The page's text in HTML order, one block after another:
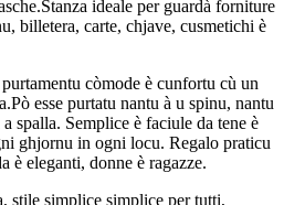
ideale per guardà forniture
billetera, carte, chjave, cusmetichi è
còmode è cunfortu cù un
esse purtatu nantu à u spinu, nantu
spalla. Semplice è faciule da tene è
ghjornu in ogni locu. Regalo praticu
è eleganti, donne è ragazze.
stile simplice simplice per tutti,